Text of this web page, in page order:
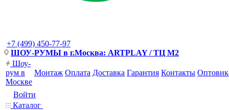
+7 (499) 450-77-97
ШОУ-РУМЫ в г.Москва: ARTPLAY / ТЦ М2
Шоу-
рум в
Москве
Монтаж Оплата Доставка Гарантия Контакты
Войти
Каталог